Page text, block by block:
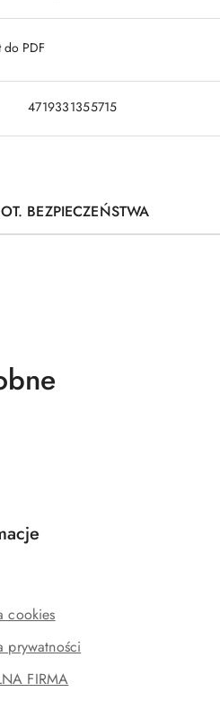
do PDF
4719331355715
BEZPIECZEŃSTWA
cookies
prywatności
FIRMA